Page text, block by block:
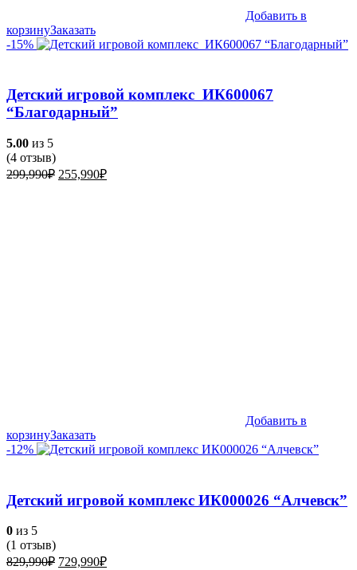
Добавить в
корзинуЗаказать
-15%
Детский игровой комплекс ИК600067
“Благодарный”
5.00 из 5
(4 отзыв)
299,990₽ Первоначальная
255,990₽Текущая
Добавить в
корзинуЗаказать
-12%
Детский игровой комплекс ИК000026 “Алчевск”
0 из 5
(1 отзыв)
829,990₽ Первоначальная
729,990₽Текущая